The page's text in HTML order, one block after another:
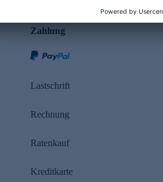
Zahlung
Lastschrift
Rechnung
Ratenkauf
Kreditkarte